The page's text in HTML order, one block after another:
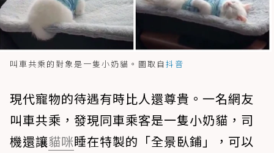
叫車共乘的對象是一隻小奶貓。圖取自 抖音
現代寵物的待遇有時比人還尊貴。一名網友
叫車共乘，發現同車乘客是一隻小奶貓，司
機還讓貓咪睡在特製的「全景臥鋪」，可以